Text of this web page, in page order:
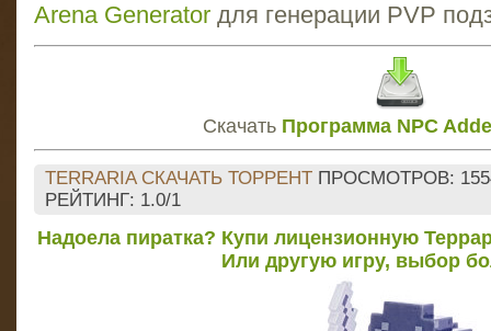
Arena Generator для генерации PVP
Скачать Программа NPC
TERRARIA СКАЧАТЬ ТОРРЕНТ ПРОСМОТРОВ:
РЕЙТИНГ: 1.0/1
Надоела пиратка? Купи лицензионную
Или другую игру, выбор